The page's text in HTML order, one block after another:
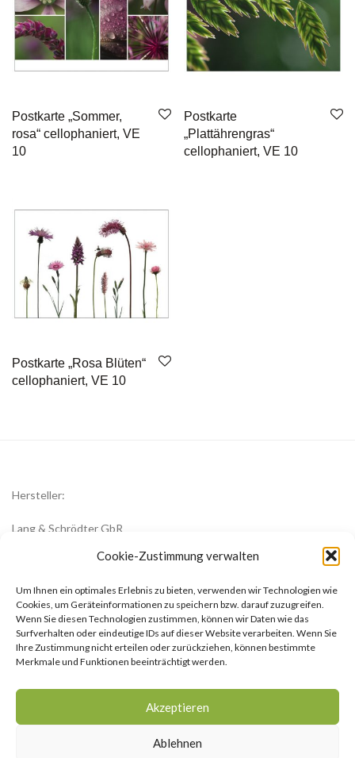
Cookie-Zustimmung verwalten
Um Ihnen ein optimales Erlebnis zu bieten, verwenden wir Technologien wie
Cookies, um Geräteinformationen zu speichern bzw. darauf zuzugreifen.
Wenn Sie diesen Technologien zustimmen, können wir Daten wie das
Surfverhalten oder eindeutige IDs auf dieser Website verarbeiten. Wenn Sie
Ihre Zustimmung nicht erteilen oder zurückziehen, können bestimmte
Merkmale und Funktionen beeinträchtigt werden.
Akzeptieren
Ablehnen
Postkarte „Sommer,
rosa“ cellophaniert, VE
10
Postkarte
„Plattährengras“
cellophaniert, VE 10
Postkarte „Rosa Blüten“
cellophaniert, VE 10
Hersteller:
Lang & Schrödter GbR
Königsberger Str. 8
office@zwiebelblueher.de
AGB